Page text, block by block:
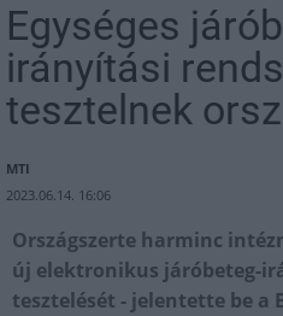
Egységes
irányítási
tesztelnek
MTI
2023.06.14. 16:06
Országszerte harminc
új elektronikus járóbeteg-
tesztelését - jelentette be a